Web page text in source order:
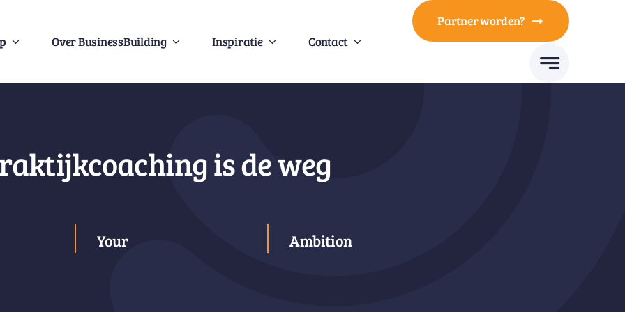
Over BusinessBuilding Inspiratie Contact
Partner worden?
is de weg
Your Ambition